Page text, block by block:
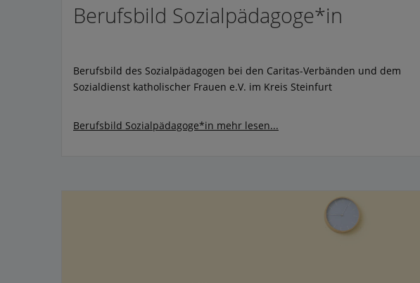
Berufsbild Sozialpädagoge*in
Berufsbild des Sozialpädagogen bei den Caritas-Verbänden und dem
Sozialdienst katholischer Frauen e.V. im Kreis Steinfurt
Berufsbild Sozialpädagoge*in mehr lesen...